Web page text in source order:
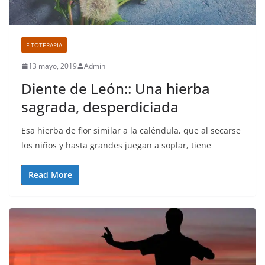
FITOTERAPIA
13 mayo, 2019 Admin
Diente de León:: Una hierba
sagrada, desperdiciada
Esa hierba de flor similar a la caléndula, que al secarse
los niños y hasta grandes juegan a soplar, tiene
Read More